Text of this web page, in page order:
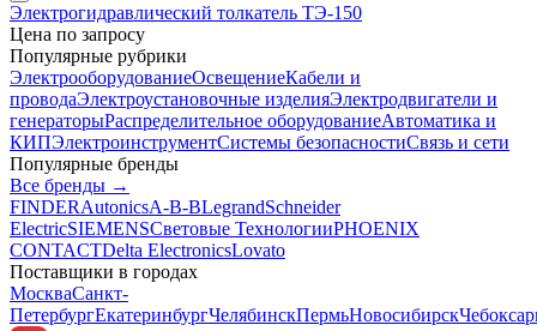
Электрогидравлический толкатель ТЭ-150
Цена по запросу
Популярные рубрики
ЭлектрооборудованиеОсвещениеКабели и
проводаЭлектроустановочные изделияЭлектродвигатели и
генераторыРаспределительное оборудованиеАвтоматика и
КИПЭлектроинструментСистемы безопасностиСвязь и сети
Популярные бренды
Все бренды →
FINDERAutonicsA-B-BLegrandSchneider
ElectricSIEMENSСветовые ТехнологииPHOENIX
CONTACTDelta ElectronicsLovato
Поставщики в городах
МоскваСанкт-
ПетербургЕкатеринбургЧелябинскПермьНовосибирск